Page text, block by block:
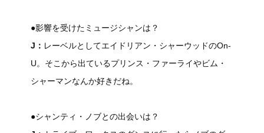
●影響を受けたミュージシャンは？
J： レーベルとしてエイドリアン・シャーウッドのOn-
U。そこから出ているプリンス・ファーライやビム・
シャーマンなんか好きだね。
●シャンティ・ノブとの出会いは？